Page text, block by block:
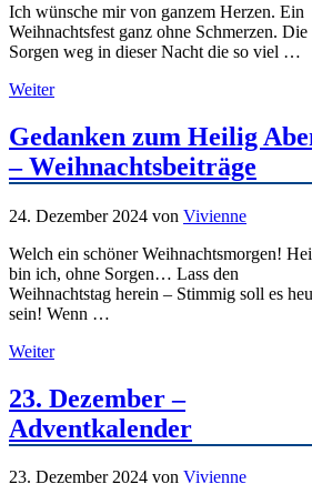
Ich wünsche mir von ganzem Herzen. Ein
Weihnachtsfest ganz ohne Schmerzen. Die
Sorgen weg in dieser Nacht die so viel …
Weiter
Gedanken zum Heilig
– Weihnachtsbeiträge
24. Dezember 2024 von Vivienne
Welch ein schöner Weihnachtsmorgen!
bin ich, ohne Sorgen… Lass den
Weihnachtstag herein – Stimmig soll es
sein! Wenn …
Weiter
23. Dezember –
Adventkalender
23. Dezember 2024 von Vivienne